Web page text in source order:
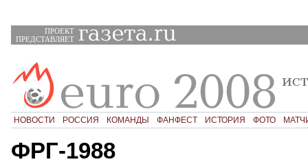
ПРОЕКТ
ПРЕДСТАВЛЯЕТ
НОВОСТИ РОССИЯ КОМАНДЫ ФАНФЕСТ ИСТОРИЯ ФОТО
ФРГ-1988